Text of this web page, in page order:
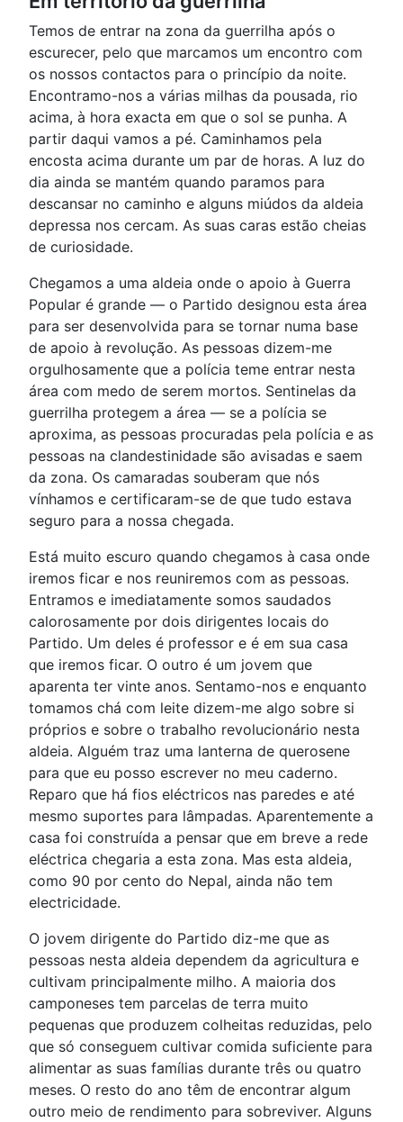
Temos de entrar na zona da guerrilha após o
escurecer, pelo que marcamos um encontro com
os nossos contactos para o princípio da noite.
Encontramo-nos a várias milhas da pousada, rio
acima, à hora exacta em que o sol se punha. A
partir daqui vamos a pé. Caminhamos pela
encosta acima durante um par de horas. A luz do
dia ainda se mantém quando paramos para
descansar no caminho e alguns miúdos da aldeia
depressa nos cercam. As suas caras estão cheias
de curiosidade.
Chegamos a uma aldeia onde o apoio à Guerra
Popular é grande — o Partido designou esta área
para ser desenvolvida para se tornar numa base
de apoio à revolução. As pessoas dizem-me
orgulhosamente que a polícia teme entrar nesta
área com medo de serem mortos. Sentinelas da
guerrilha protegem a área — se a polícia se
aproxima, as pessoas procuradas pela polícia e as
pessoas na clandestinidade são avisadas e saem
da zona. Os camaradas souberam que nós
vínhamos e certificaram-se de que tudo estava
seguro para a nossa chegada.
Está muito escuro quando chegamos à casa onde
iremos ficar e nos reuniremos com as pessoas.
Entramos e imediatamente somos saudados
calorosamente por dois dirigentes locais do
Partido. Um deles é professor e é em sua casa
que iremos ficar. O outro é um jovem que
aparenta ter vinte anos. Sentamo-nos e enquanto
tomamos chá com leite dizem-me algo sobre si
próprios e sobre o trabalho revolucionário nesta
aldeia. Alguém traz uma lanterna de querosene
para que eu posso escrever no meu caderno.
Reparo que há fios eléctricos nas paredes e até
mesmo suportes para lâmpadas. Aparentemente a
casa foi construída a pensar que em breve a rede
eléctrica chegaria a esta zona. Mas esta aldeia,
como 90 por cento do Nepal, ainda não tem
electricidade.
O jovem dirigente do Partido diz-me que as
pessoas nesta aldeia dependem da agricultura e
cultivam principalmente milho. A maioria dos
camponeses tem parcelas de terra muito
pequenas que produzem colheitas reduzidas, pelo
que só conseguem cultivar comida suficiente para
alimentar as suas famílias durante três ou quatro
meses. O resto do ano têm de encontrar algum
outro meio de rendimento para sobreviver. Alguns